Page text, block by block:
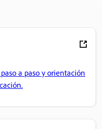
a paso y orientación